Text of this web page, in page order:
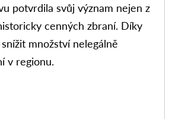
potvrdila svůj význam nejen z
cenných zbraní. Díky
množství nelegálně
v regionu.